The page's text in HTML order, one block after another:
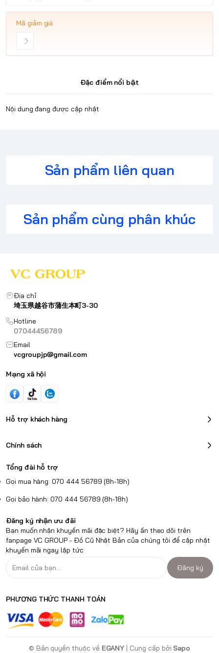
Mã giảm giá
Đặc điểm nổi bật
Nội dung đang được cập nhật
Sản phẩm liên quan
Sản phẩm cùng phân khúc
Địa chỉ
埼玉県越谷市蒲生本町3-30
Hotline
07044456789
Email
vcgroupjp@gmail.com
Mạng xã hội
Hỗ trợ khách hàng
Chính sách
Tổng đài hỗ trợ
Gọi mua hàng: 070 444 56789 (8h-18h)
Gọi bảo hành: 070 444 56789 (8h-18h)
Đăng ký nhận ưu đãi
Bạn muốn nhận khuyến mãi đặc biệt? Hãy ấn theo dõi trên
fanpage VC GROUP - Đồ Cũ Nhật Bản của chúng tôi để cập nhật
khuyến mãi ngay lập tức
Đăng ký
PHƯƠNG THỨC THANH TOÁN
© Bản quyền thuộc về EGANY | Cung cấp bởi Sapo